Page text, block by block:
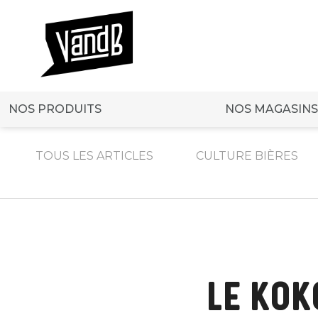
NOS PRODUITS NOS MAGASINS
TOUS LES ARTICLES CULTURE BIÈRES
LE